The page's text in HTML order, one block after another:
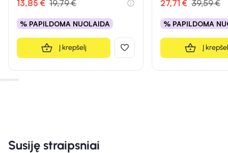
13,85 € 19,79 €
% PAPILDOMA NUOLAIDA
Į krepšelį
27,71 € 39,59 €
% PAPILDOMA
Į
Susiję straipsniai